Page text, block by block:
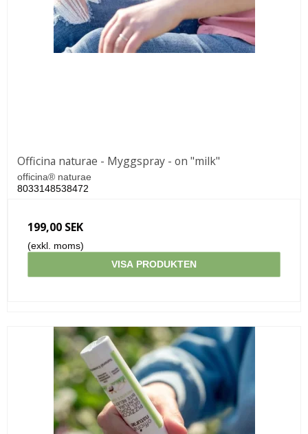
Officina naturae - Myggspray - on "milk"
officina® naturae
8033148538472
199,00 SEK
(exkl. moms)
VISA PRODUKTEN